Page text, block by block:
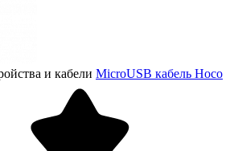
и кабели MicroUSB кабель Hoco